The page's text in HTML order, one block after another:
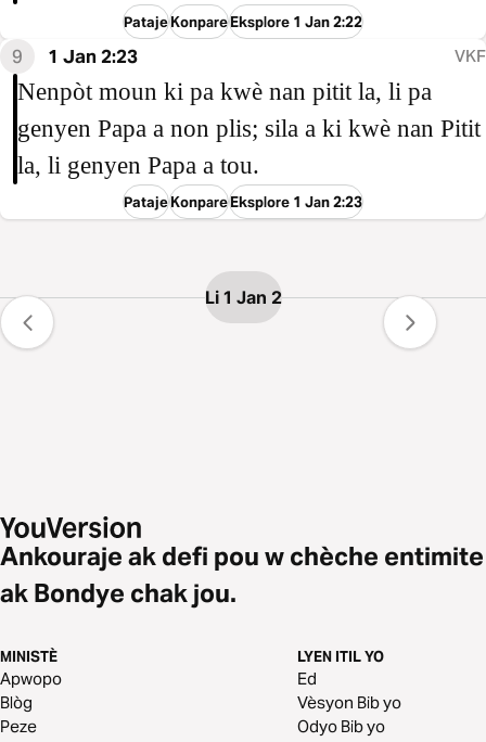
PatajeKonpareEksplore 1 Jan 2:22
9 1 Jan 2:23 VKF
Nenpòt moun ki pa kwè nan pitit la, li pa
genyen Papa a non plis; sila a ki kwè nan Pitit
la, li genyen Papa a tou.
PatajeKonpareEksplore 1 Jan 2:23
Li 1 Jan 2
Ankouraje ak defi pou w chèche entimite
ak Bondye chak jou.
MINISTÈ
Apwopo
Blòg
Peze
LYEN ITIL YO
Ed
Vèsyon Bib yo
Odyo Bib yo